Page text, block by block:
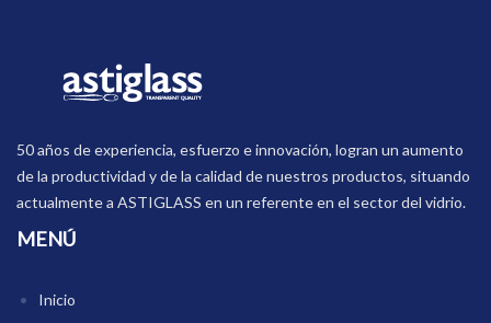
50 años de experiencia, esfuerzo e innovación, logran un aumento
de la productividad y de la calidad de nuestros productos, situando
actualmente a ASTIGLASS en un referente en el sector del vidrio.
MENÚ
Inicio